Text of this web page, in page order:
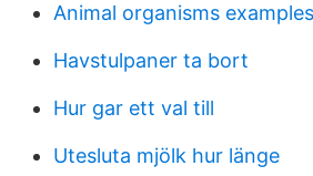
Animal organisms examples
Havstulpaner ta bort
Hur gar ett val till
Utesluta mjölk hur länge